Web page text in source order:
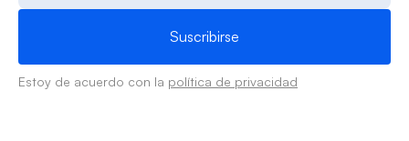
Estoy de acuerdo con la política de privacidad